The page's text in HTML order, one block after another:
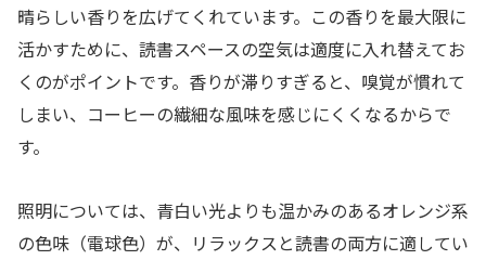
晴らしい香りを広げてくれています。この香りを最大限に
活かすために、読書スペースの空気は適度に入れ替えてお
くのがポイントです。香りが滞りすぎると、嗅覚が慣れて
しまい、コーヒーの繊細な風味を感じにくくなるからで
す。
照明については、青白い光よりも温かみのあるオレンジ系
の色味（電球色）が、リラックスと読書の両方に適してい